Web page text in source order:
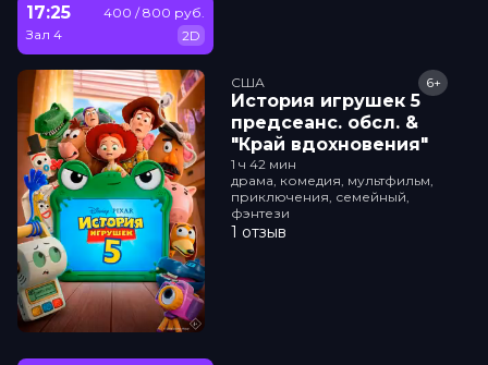
17:25
Зал 4
400 / 800 руб.
2D
США
История игрушек 5
прeдсeанc. обсл. &
"Край вдохновения"
6+
1 ч 42 мин
драма, комедия, мультфильм,
приключения, семейный,
фэнтези
1 отзыв